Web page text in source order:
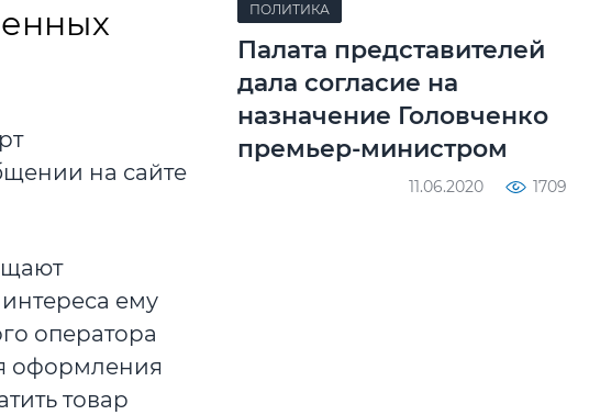
на сайте
ему
оператора
оформления
товар
ПОЛИТИКА
Палата представителей
дала согласие на
назначение Головченко
премьер-министром
11.06.2020 1709